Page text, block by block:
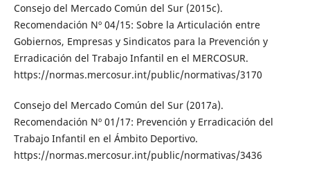
Consejo del Mercado Común del Sur (2015c).
Recomendación Nº 04/15: Sobre la Articulación entre
Gobiernos, Empresas y Sindicatos para la Prevención y
Erradicación del Trabajo Infantil en el MERCOSUR.
https://normas.mercosur.int/public/normativas/3170
Consejo del Mercado Común del Sur (2017a).
Recomendación Nº 01/17: Prevención y Erradicación del
Trabajo Infantil en el Ámbito Deportivo.
https://normas.mercosur.int/public/normativas/3436